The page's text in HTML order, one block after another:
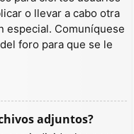
o llevar a cabo otra
especial. Comuníquese
foro para que se le
adjuntos?